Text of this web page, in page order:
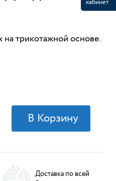
трикотажной основе.
Доставка по всей
кабинет